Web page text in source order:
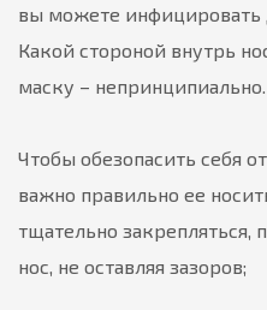
вы можете инфицировать
Какой стороной внутрь
маску – непринципиально.
Чтобы обезопасить себя
важно правильно ее
тщательно закрепляться,
нос, не оставляя зазоров;